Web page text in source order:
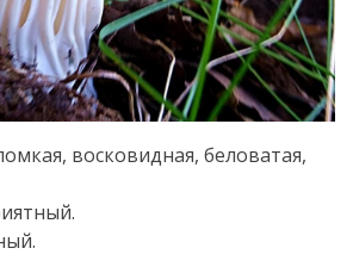
восковидная, беловатая,